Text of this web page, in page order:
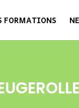
FORMATIONS